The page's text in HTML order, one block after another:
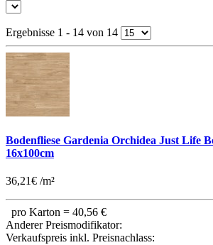
Ergebnisse 1 - 14 von 14
Bodenfliese Gardenia Orchidea Just Life
16x100cm
36,21€ /m²
pro Karton = 40,56 €
Anderer Preismodifikator:
Verkaufspreis inkl. Preisnachlass: